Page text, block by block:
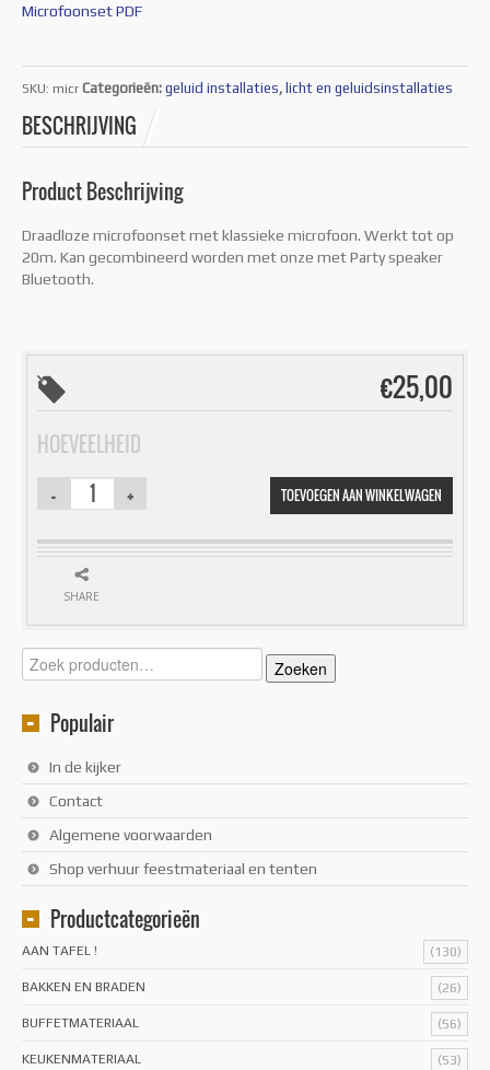
Microfoonset PDF
SKU: micr Categorieën: geluid installaties, licht en geluidsinstallaties
BESCHRIJVING
Product Beschrijving
Draadloze microfoonset met klassieke microfoon. Werkt tot op
20m. Kan gecombineerd worden met onze met Party speaker
Bluetooth.
€25,00
HOEVEELHEID
TOEVOEGEN AAN WINKELWAGEN
SHARE
Zoeken
naar:
Zoeken
Populair
In de kijker
Contact
Algemene voorwaarden
Shop verhuur feestmateriaal en tenten
Productcategorieën
AAN TAFEL ! (130)
BAKKEN EN BRADEN (26)
BUFFETMATERIAAL (56)
KEUKENMATERIAAL (53)